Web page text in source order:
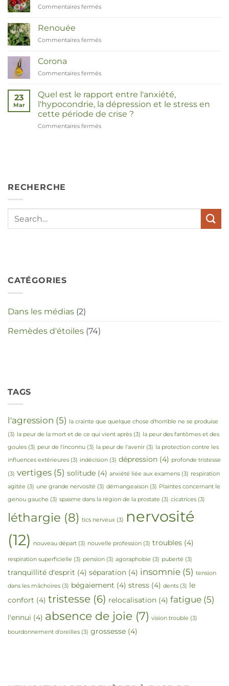
Commentaires fermés
Renouée
Commentaires fermés
Corona
Commentaires fermés
23
Mar
Quel est le rapport entre l'anxiété,
l'hypocondrie, la dépression et le stress en
cette période de crise ?
Commentaires fermés
in
RECHERCHE
CATÉGORIES
Dans les médias (2)
Remèdes d'étoiles (74)
TAGS
l'agression (5)
la crainte que quelque chose d'horrible ne se produise
(3)
la peur de la mort et de ce qui vient après (3)
la peur des fantômes et des
goules (3) peur de l'inconnu (3) la peur de l'avenir (3)
la protection contre les
influences extérieures (3) indécision (3) dépression (4) profonde tristesse
(3) vertiges (5) solitude (4) anxiété liée aux examens (3) respiration
agitée (3) une grande nervosité (3) démangeaison (3) Plaintes concernant le
genou gauche (3) spasme dans la région de la prostate (3) cicatrices (3)
léthargie (8) tics nerveux (3) nervosité
(12)
nouveau départ (3) nouvelle profession (3) troubles (4)
respiration superficielle (3) pension (3) agoraphobie (3) puberté (3)
tranquillité d'esprit (4) séparation (4) insomnie (5) tension
dans les mâchoires (3) bégaiement (4) stress (4) dents (3) le
confort (4) tristesse (6) relocalisation (4) fatigue (5)
l'ennui (4) absence de joie (7) vision trouble (3)
bourdonnement d'oreilles (3) grossesse (4)